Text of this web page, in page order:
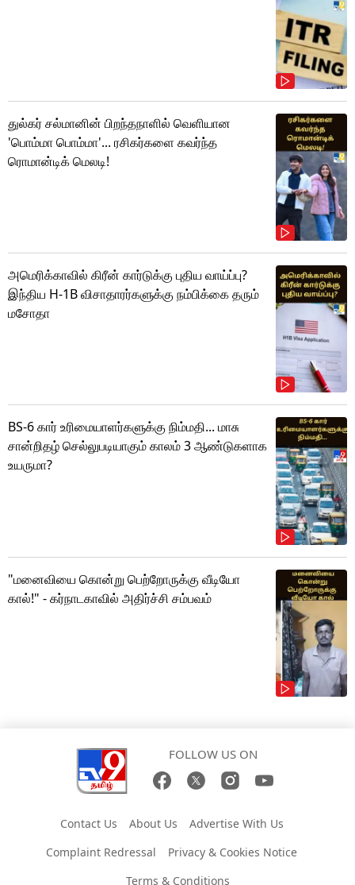
துல்கர் சல்மானின் பிறந்தநாளில் வெளியான
'பொம்மா பொம்மா'... ரசிகர்களை கவர்ந்த
ரொமான்டிக் மெலடி!
அமெரிக்காவில் கிரீன் கார்டுக்கு புதிய வாய்ப்பு?
இந்திய H-1B விசாதாரர்களுக்கு நம்பிக்கை தரும்
மசோதா
BS-6 கார் உரிமையாளர்களுக்கு நிம்மதி... மாசு
சான்றிதழ் செல்லுபடியாகும் காலம் 3 ஆண்டுகளாக
உயருமா?
"மனைவியை கொன்று பெற்றோருக்கு வீடியோ
கால்!" - கர்நாடகாவில் அதிர்ச்சி சம்பவம்
FOLLOW US ON
Contact Us About Us
Advertise With Us
Complaint Redressal
Privacy & Cookies Notice
Terms & Conditions